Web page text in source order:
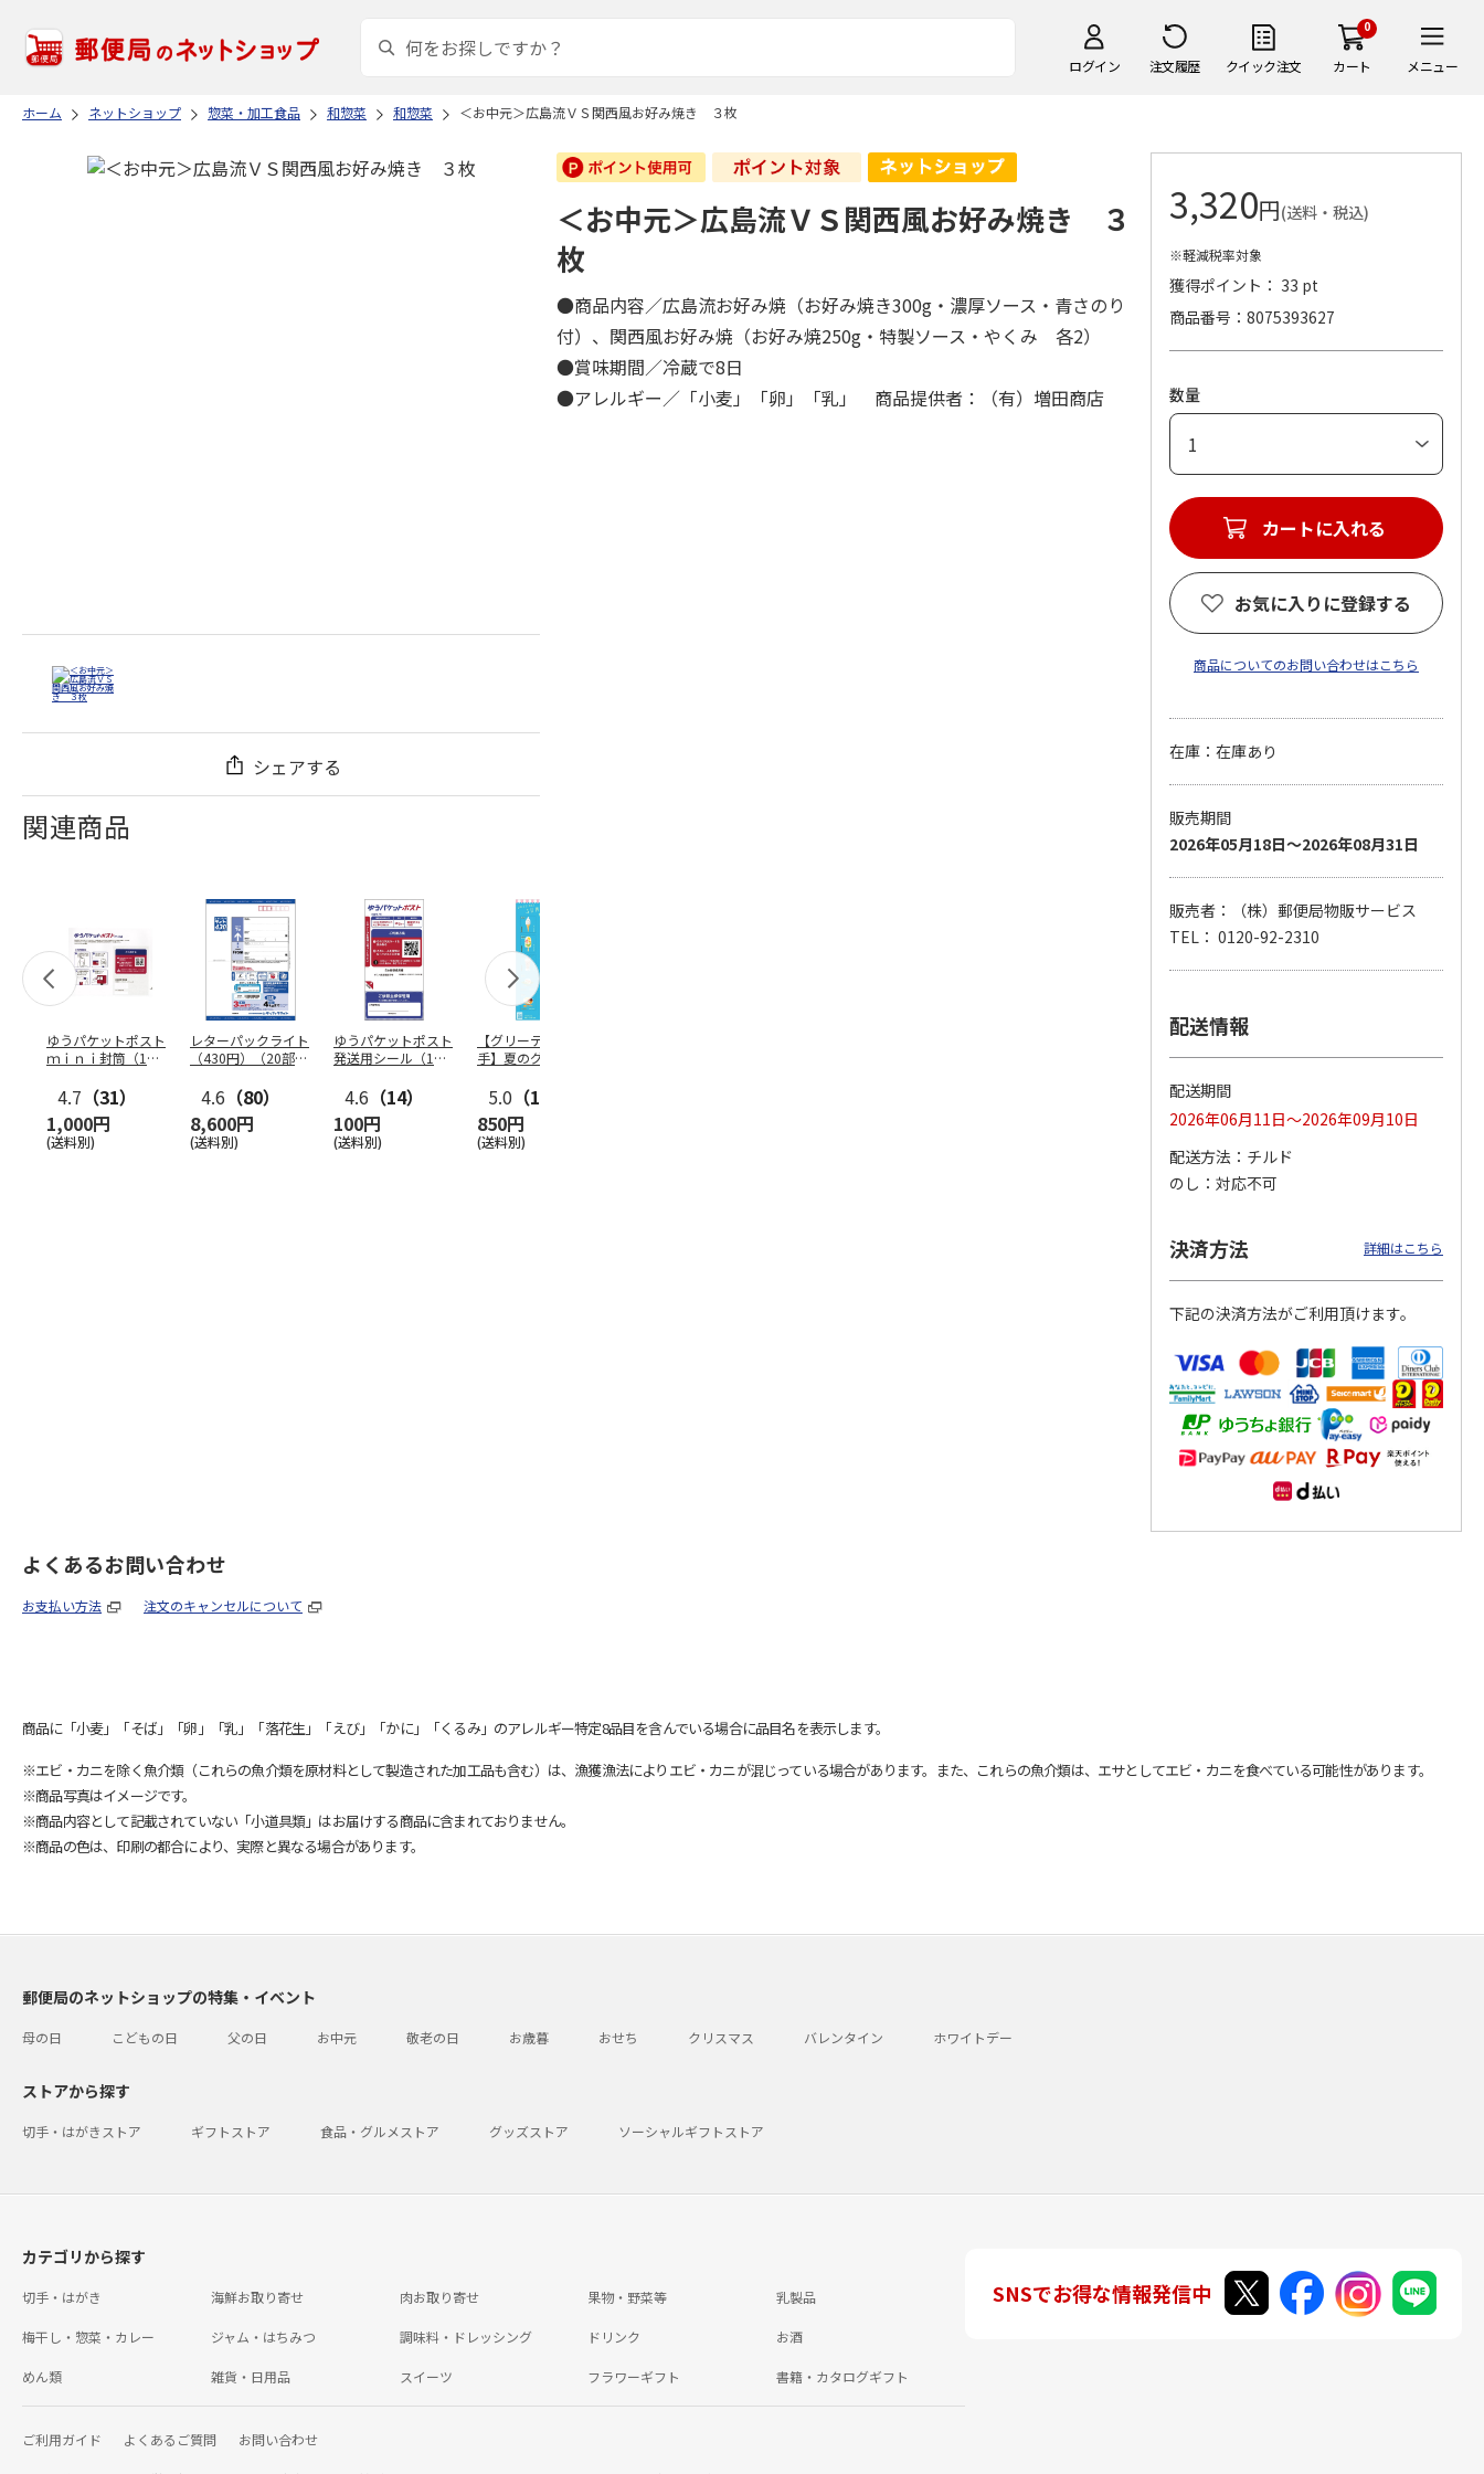
ログイン 注文履歴 クイック注文
0
カート メニュー
ホーム ネットショップ 惣菜・加工食品 和惣菜 和惣菜 ＜お中元＞広島流ＶＳ関西風お好み焼き ３枚
シェアする
関連商品
ゆうパケットポスト
ｍｉｎｉ封筒（1個
4.7 （31）
1,000円
(送料別)
レターパックライト
（430円）（20部セ
4.6 （80）
8,600円
(送料別)
ゆうパケットポスト
発送用シール（1個
4.6 （14）
100円
(送料別)
【グリーティング切
手】夏のグリーティ
5.0 （10）
850円
(送料別)
手】ハッピーグリー
【グリーティング切
手】グリーティング
円…
4.8（11）
5,500円
通切手・千鳥（1シ
11,000円
＜お中元＞広島流ＶＳ関西風お好み焼き ３
枚
●商品内容／広島流お好み焼（お好み焼き300g・濃厚ソース・青さのり
付）、関西風お好み焼（お好み焼250g・特製ソース・やくみ 各2）
●賞味期間／冷蔵で8日
●アレルギー／「小麦」「卵」「乳」 商品提供者：（有）増田商店
3,320円(送料・税込)
※軽減税率対象
獲得ポイント： 33 pt
商品番号
8075393627
数量
カートに入れる
お気に入りに登録する
商品についてのお問い合わせはこちら
在庫：在庫あり
販売期間
2026年05月18日～2026年08月31日
販売者：（株）郵便局物販サービス
TEL： 0120-92-2310
配送情報
配送期間
2026年06月11日～2026年09月10日
配送方法
チルド
のし
対応不可
決済方法 詳細はこちら
下記の決済方法がご利用頂けます。
よくあるお問い合わせ
お支払い方法 注文のキャンセルについて
商品に「小麦」「そば」「卵」「乳」「落花生」「えび」「かに」「くるみ」のアレルギー特定8品目を含んでいる場合に品目名を表示します。
※エビ・カニを除く魚介類（これらの魚介類を原材料として製造された加工品も含む）は、漁獲漁法によりエビ・カニが混じっている場合があります。また、これらの魚介類は、エサとしてエビ・カニを食べている可能性があります。
※商品写真はイメージです。
※商品内容として記載されていない「小道具類」はお届けする商品に含まれておりません。
※商品の色は、印刷の都合により、実際と異なる場合があります。
郵便局のネットショップの特集・イベント
母の日 こどもの日 父の日 お中元 敬老の日 お歳暮 おせち クリスマス バレンタイン ホワイトデー
ストアから探す
切手・はがきストア ギフトストア 食品・グルメストア グッズストア ソーシャルギフトストア
カテゴリから探す
切手・はがき 海鮮お取り寄せ 肉お取り寄せ 果物・野菜等 乳製品
梅干し・惣菜・カレー ジャム・はちみつ 調味料・ドレッシング ドリンク お酒
めん類 雑貨・日用品 スイーツ フラワーギフト 書籍・カタログギフト
ご利用ガイド よくあるご質問 お問い合わせ
SNSでお得な情報発信中